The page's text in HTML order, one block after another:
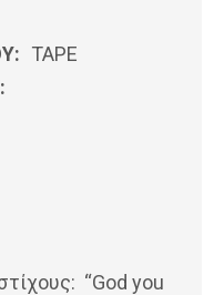
ΤΑΡΕ
“God you